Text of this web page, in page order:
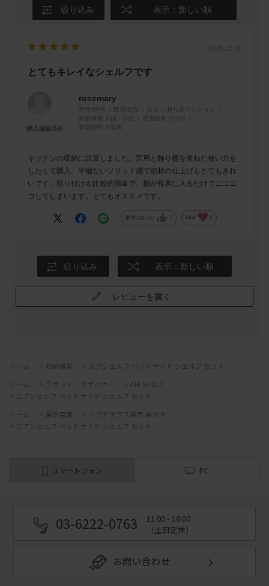
絞り込み 表示：新しい順
2025.12.31
とてもキレイなシェルフです
rosemary
年代: 60代 性別: 女性 住まい:
持ち家マンション
家族構成:
夫婦・子供 使用箇所:
その他
都道府県:
大阪府
キッチンの収納に設置しました。実用と飾り棚を兼ねた使い方を
したくて購入。半端ないソリッド感で部材の仕上げもとてもきれ
いです。取り付けも比較的簡単で、棚が視界に入るだけでニコニ
コしてしまいます。とてもオススメです。
参考になった Like!
絞り込み 表示：新しい順
レビューを書く
ホーム 収納雑貨
エアシェルフ ベッドサイド シェルフ セット
ホーム
ブランド・デザイナー
AIR SHELF
エアシェルフ ベッドサイド シェルフ セット
ホーム
展示店舗
リグナテラス東京 展示中
エアシェルフ ベッドサイド シェルフ セット
スマートフォン PC
03-6222-0763
11:00 - 18:00
（土日定休）
お問い合わせ